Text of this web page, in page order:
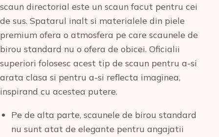
scaun directorial este un scaun facut pentru cei
de sus. Spatarul inalt si materialele din piele
premium ofera o atmosfera pe care scaunele de
birou standard nu o ofera de obicei. Oficialii
superiori folosesc acest tip de scaun pentru a-si
arata clasa si pentru a-si reflecta imaginea,
inspirand cu acestea putere.
Pe de alta parte, scaunele de birou standard
nu sunt atat de elegante pentru angajatii